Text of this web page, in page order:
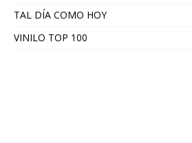
TAL DÍA COMO HOY
VINILO TOP 100